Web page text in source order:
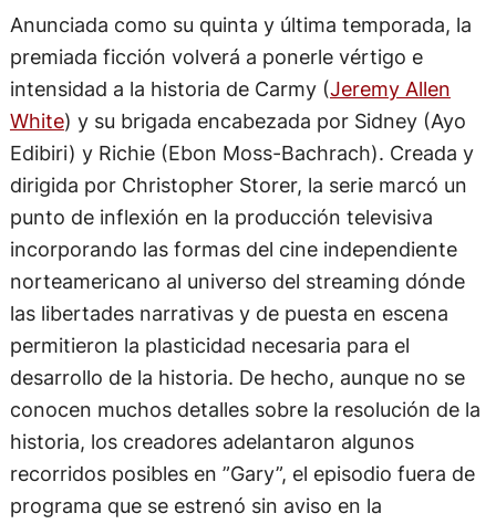
Anunciada como su quinta y última temporada, la
premiada ficción volverá a ponerle vértigo e
intensidad a la historia de Carmy (Jeremy Allen
White) y su brigada encabezada por Sidney (Ayo
Edibiri) y Richie (Ebon Moss-Bachrach). Creada y
dirigida por Christopher Storer, la serie marcó un
punto de inflexión en la producción televisiva
incorporando las formas del cine independiente
norteamericano al universo del streaming dónde
las libertades narrativas y de puesta en escena
permitieron la plasticidad necesaria para el
desarrollo de la historia. De hecho, aunque no se
conocen muchos detalles sobre la resolución de la
historia, los creadores adelantaron algunos
recorridos posibles en ”Gary”, el episodio fuera de
programa que se estrenó sin aviso en la